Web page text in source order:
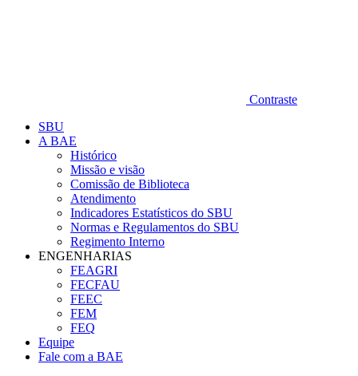
Contraste
SBU
A BAE
Histórico
Missão e visão
Comissão de Biblioteca
Atendimento
Indicadores Estatísticos do SBU
Normas e Regulamentos do SBU
Regimento Interno
ENGENHARIAS
FEAGRI
FECFAU
FEEC
FEM
FEQ
Equipe
Fale com a BAE